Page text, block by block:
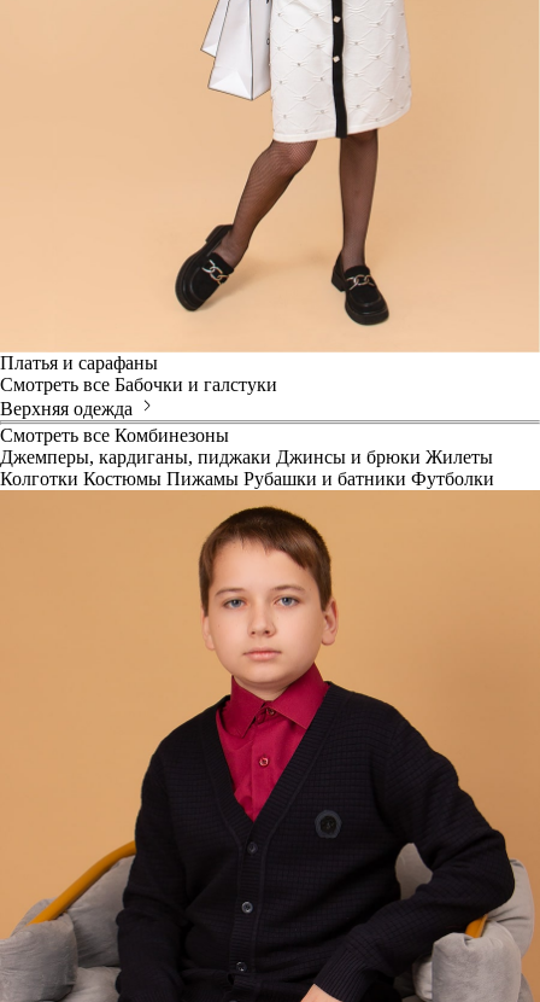
Платья и сарафаны
Смотреть все Бабочки и галстуки
Верхняя одежда
Смотреть все Комбинезоны
Джемперы, кардиганы, пиджаки Джинсы и брюки Жилеты
Колготки Костюмы Пижамы Рубашки и батники Футболки